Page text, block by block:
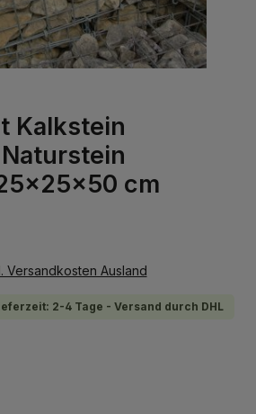
Kalkstein
cm
Versandkosten Ausland
2-4 Tage - Versand durch DHL